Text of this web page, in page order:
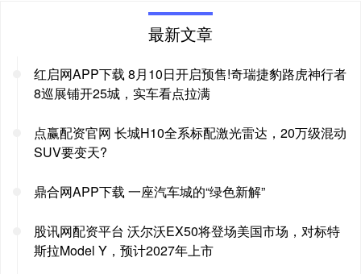
最新文章
红启网APP下载 8月10日开启预售!奇瑞捷豹路虎神行者
8巡展铺开25城，实车看点拉满
点赢配资官网 长城H10全系标配激光雷达，20万级混动
SUV要变天?
鼎合网APP下载 一座汽车城的“绿色新解”
股讯网配资平台 沃尔沃EX50将登场美国市场，对标特
斯拉Model Y，预计2027年上市